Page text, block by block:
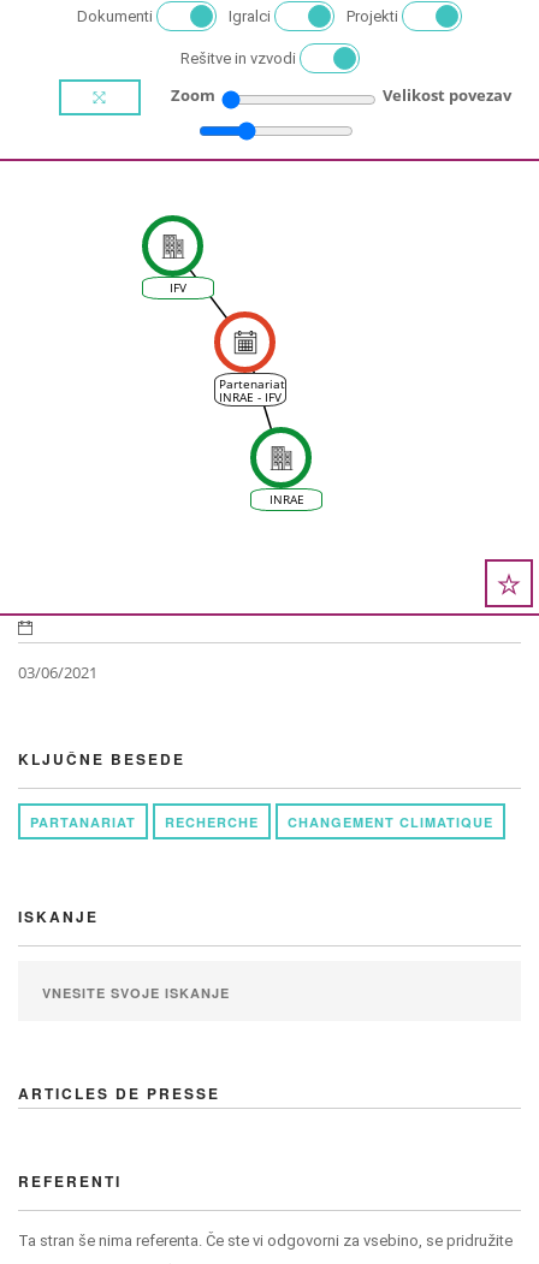
Dokumenti Igralci Projekti
Rešitve in vzvodi
Zoom Velikost povezav
Partenariat
INRAE - IFV
: la
recherche
et
l’innovation
pour
préparer
la
viticulture
de demain
IFV
INRAE
03/06/2021
KLJUČNE BESEDE
PARTANARIAT RECHERCHE CHANGEMENT CLIMATIQUE
ISKANJE
ARTICLES DE PRESSE
REFERENTI
Ta stran še nima referenta. Če ste vi odgovorni za vsebino, se pridružite